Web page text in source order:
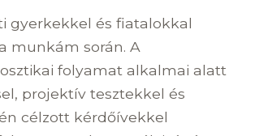
gyerkekkel és fiatalokkal
munkám során. A
folyamat alkalmai alatt
projektív tesztekkel és
célzott kérdőívekkel